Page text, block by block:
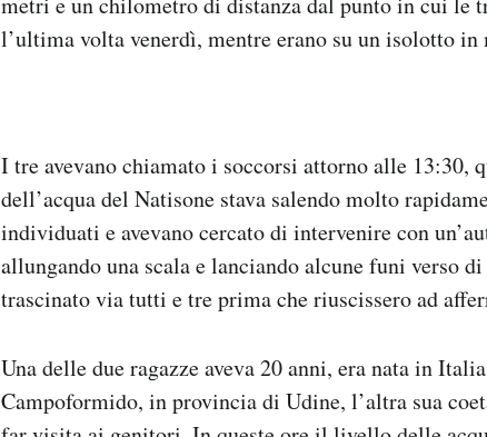
l’ultima volta venerdì, mentre erano su un isolotto in
I tre avevano chiamato i soccorsi attorno alle 13:30,
dell’acqua del Natisone stava salendo molto
individuati e avevano cercato di intervenire con
allungando una scala e lanciando alcune funi verso
trascinato via tutti e tre prima che riuscissero ad
Una delle due ragazze aveva 20 anni, era nata in
Campoformido, in provincia di Udine, l’altra sua